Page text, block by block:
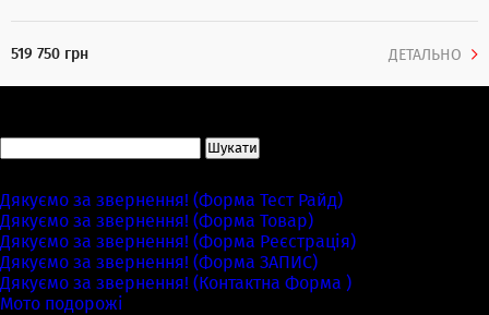
519 750 грн ДЕТАЛЬНО
Пошук:
Дякуємо за звернення! (Форма Тест Райд)
Дякуємо за звернення! (Форма Товар)
Дякуємо за звернення! (Форма Реєстрація)
Дякуємо за звернення! (Форма ЗАПИС)
Дякуємо за звернення! (Контактна Форма )
Мото подорожі